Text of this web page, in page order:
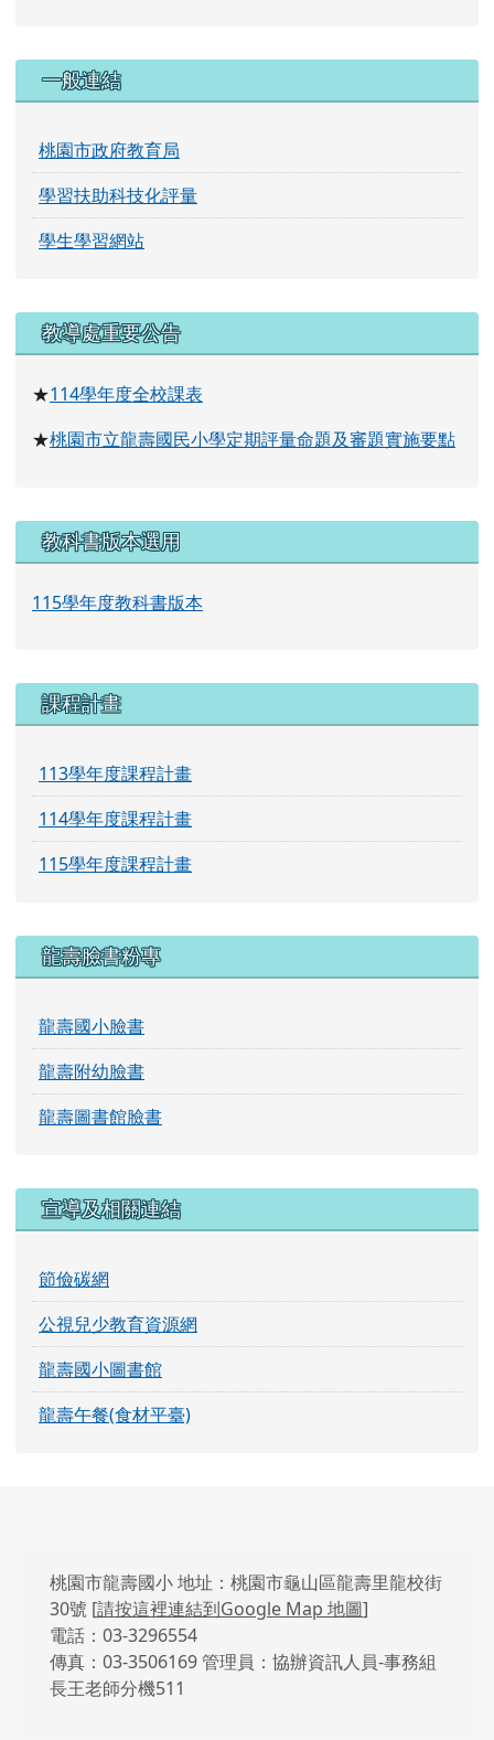
一般連結
桃園市政府教育局
學習扶助科技化評量
學生學習網站
右邊區域內容
教導處重要公告
★114學年度全校課表
★桃園市立龍壽國民小學定期評量命題及審題實施要點
教科書版本選用
115學年度教科書版本
課程計畫
113學年度課程計畫
114學年度課程計畫
115學年度課程計畫
龍壽臉書粉專
龍壽國小臉書
龍壽附幼臉書
龍壽圖書館臉書
宣導及相關連結
節儉碳網
公視兒少教育資源網
龍壽國小圖書館
龍壽午餐(食材平臺)
頁尾區域內容
桃園市龍壽國小 地址：桃園市龜山區龍壽里龍校街
30號 [請按這裡連結到Google Map 地圖]
電話：03-3296554
傳真：03-3506169 管理員：協辦資訊人員-事務組
長王老師分機511